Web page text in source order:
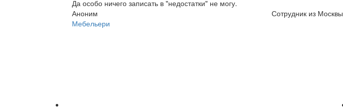
Да особо ничего записать в "недостатки" не могу.
Аноним
Сотрудник из Москвы
Мебельери